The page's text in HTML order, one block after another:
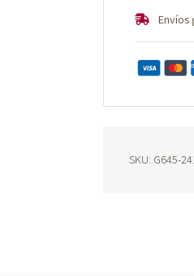
natural
cantidad
Envíos
SKU: G645-